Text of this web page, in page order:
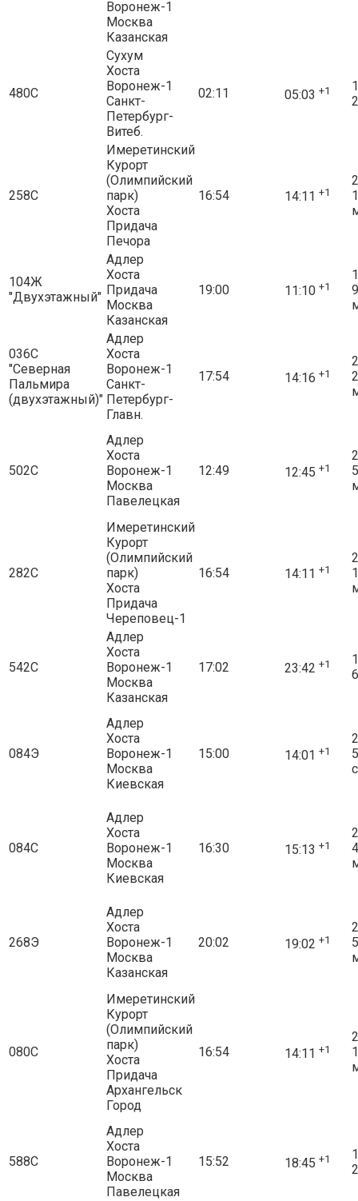
Воронеж-1
Москва
Казанская
480С
Сухум
Хоста
Воронеж-1
Санкт-
Петербург-
Витеб.
02:11 05:03 +1
258С
Имеретинский
Курорт
(Олимпийский
парк)
Хоста
Придача
Печора
16:54 14:11 +1
104Ж
"Двухэтажный"
Адлер
Хоста
Придача
Москва
Казанская
19:00 11:10 +1
9
036С
"Северная
Пальмира
(двухэтажный)"
Адлер
Хоста
Воронеж-1
Санкт-
Петербург-
Главн.
17:54 14:16 +1
502С
Адлер
Хоста
Воронеж-1
Москва
Павелецкая
12:49 12:45 +1
282С
Имеретинский
Курорт
(Олимпийский
парк)
Хоста
Придача
Череповец-1
16:54 14:11 +1
542С
Адлер
Хоста
Воронеж-1
Москва
Казанская
17:02 23:42 +1
084Э
Адлер
Хоста
Воронеж-1
Москва
Киевская
15:00 14:01 +1
084С
Адлер
Хоста
Воронеж-1
Москва
Киевская
16:30 15:13 +1
268Э
Адлер
Хоста
Воронеж-1
Москва
Казанская
20:02 19:02 +1
080С
Имеретинский
Курорт
(Олимпийский
парк)
Хоста
Придача
Архангельск
Город
16:54 14:11 +1
588С
Адлер
Хоста
Воронеж-1
Москва
Павелецкая
15:52 18:45 +1